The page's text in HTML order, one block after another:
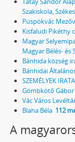
Szakiskola,
Püspökvác
Kisfaludi Pikéthy
Magyar
Magyar Bélés- és
Bánhida község
Bánhidai
SZEMÉLYEK
Gömbkötő Gábor
Vác Város
Blaha Béla 112
A